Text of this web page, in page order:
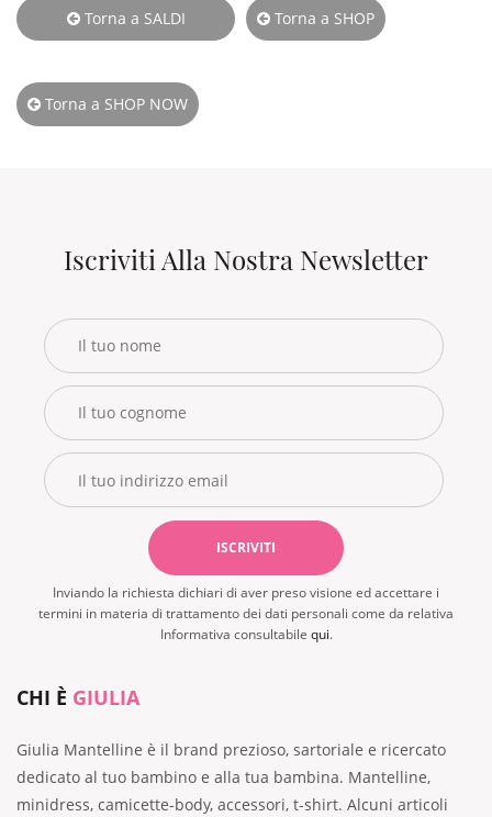
Torna a SALDI Torna a SHOP
Torna a SHOP NOW
Iscriviti Alla Nostra Newsletter
Inviando la richiesta dichiari di aver preso visione ed accettare i
termini in materia di trattamento dei dati personali come da relativa
Informativa consultabile qui.
CHI È GIULIA
Giulia Mantelline è il brand prezioso, sartoriale e ricercato
dedicato al tuo bambino e alla tua bambina. Mantelline,
minidress, camicette-body, accessori, t-shirt. Alcuni articoli